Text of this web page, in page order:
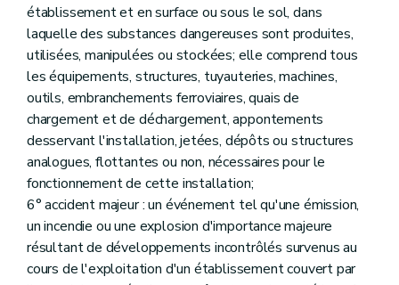
Art. 263
Art. 264
Art. 265
Art. 266
Sous-section 4 Explosifs
Art. 267
Sous-section 5 Air
Art. 268
Art. 269
Art. 270
Art. 271
Art. 272
Art. 273
Sous-section 5 Dispositions diverses
Art. 274
Art. 275
établissement et en surface ou sous le sol, dans
laquelle des substances dangereuses sont produites,
utilisées, manipulées ou stockées; elle comprend tous
les équipements, structures, tuyauteries, machines,
outils, embranchements ferroviaires, quais de
chargement et de déchargement, appontements
desservant l'installation, jetées, dépôts ou structures
analogues, flottantes ou non, nécessaires pour le
fonctionnement de cette installation;
6° accident majeur : un événement tel qu'une émission,
un incendie ou une explosion d'importance majeure
résultant de développements incontrôlés survenus au
cours de l'exploitation d'un établissement couvert par